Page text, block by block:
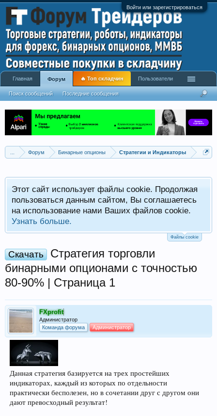
Войти или зарегистрироваться
Форум Бинарные опционы Стратегии и Индикаторы
Этот сайт использует файлы cookie. Продолжая
пользоваться данным сайтом, Вы соглашаетесь
на использование нами Ваших файлов cookie.
Узнать больше.
Файлы cookie
Скачать
Стратегия торговли
бинарными опционами с точностью
80-90% | Страница 1
FXprofit
Администратор
Команда форума
Администратор
Данная стратегия базируется на трех простейших
индикаторах, каждый из которых по отдельности
практически бесполезен, но в сочетании друг с другом они
дают превосходный результат!
Главная Форум
Поиск сообщений Последние сообщения
🔥 Топ складчин Пользователи